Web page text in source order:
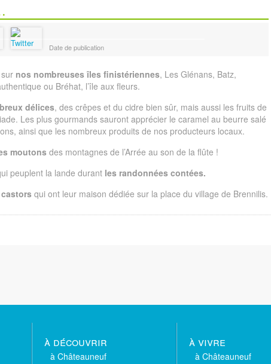
Date de publication
nos nombreuses îles finistériennes, Les Glénans, Batz,
ou Bréhat, l’île aux fleurs.
délices, des crêpes et du cidre bien sûr, mais aussi les fruits de
Les plus gourmands sauront apprécier le caramel au beurre salé
ainsi que les nombreux produits de nos producteurs locaux.
moutons des montagnes de l’Arrée au son de la flûte !
peuplent la lande durant les randonnées contées.
qui ont leur maison dédiée sur la place du village de Brennilis.
à découvrir
à Châteauneuf
à vivre
à Châteauneuf